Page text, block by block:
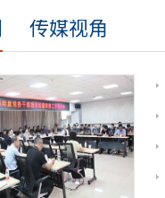
传媒视角